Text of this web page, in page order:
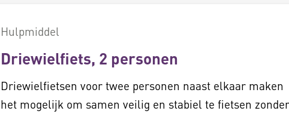
Hulpmiddel
Driewielfiets, 2 personen
Driewielfietsen voor twee personen naast elkaar maken
het mogelijk om samen veilig en stabiel te fietsen zonder